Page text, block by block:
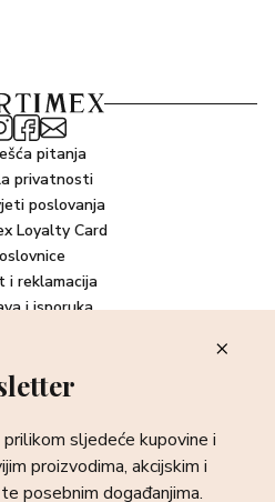
pitanja
privatnosti
poslovanja
Loyalty Card
i reklamacija
i isporuka
akcijskim i ekskluzivnim
Prijava
sljedeće kupovine i
proizvodima, akcijskim i
posebnim događanjima.